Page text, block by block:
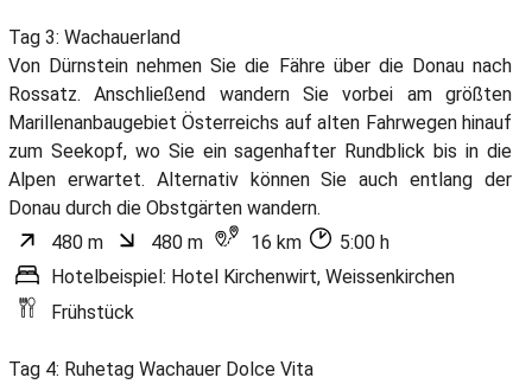
Tag 3: Wachauerland
Von Dürnstein nehmen Sie die Fähre über die Donau nach
Rossatz. Anschließend wandern Sie vorbei am größten
Marillenanbaugebiet Österreichs auf alten Fahrwegen hinauf
zum Seekopf, wo Sie ein sagenhafter Rundblick bis in die
Alpen erwartet. Alternativ können Sie auch entlang der
Donau durch die Obstgärten wandern.
480 m
480 m 16 km
5:00 h
Hotelbeispiel: Hotel Kirchenwirt, Weissenkirchen
Frühstück
Tag 4: Ruhetag Wachauer Dolce Vita